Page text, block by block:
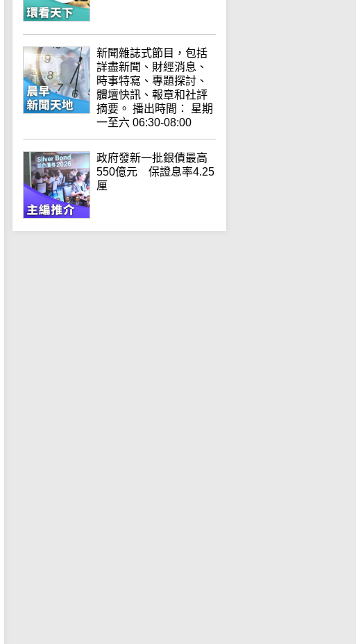
新聞雜誌式節目，包括
詳盡新聞、財經消息、
時事特寫、專題探討、
體壇快訊、報章和社評
摘要。 播出時間： 星期
一至六 06:30-08:00
政府發新一批銀債最高
550億元 保證息率4.25
厘